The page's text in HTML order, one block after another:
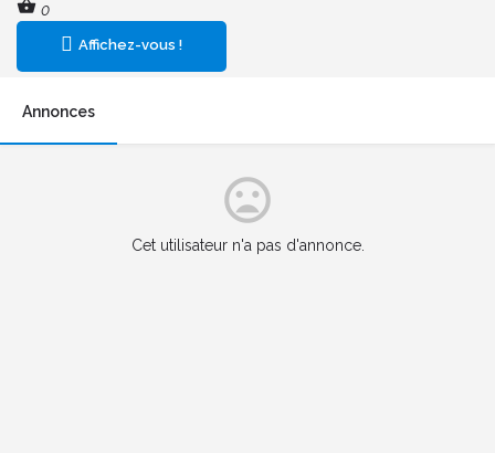
0
Affichez-vous !
Annonces
Cet utilisateur n'a pas d'annonce.